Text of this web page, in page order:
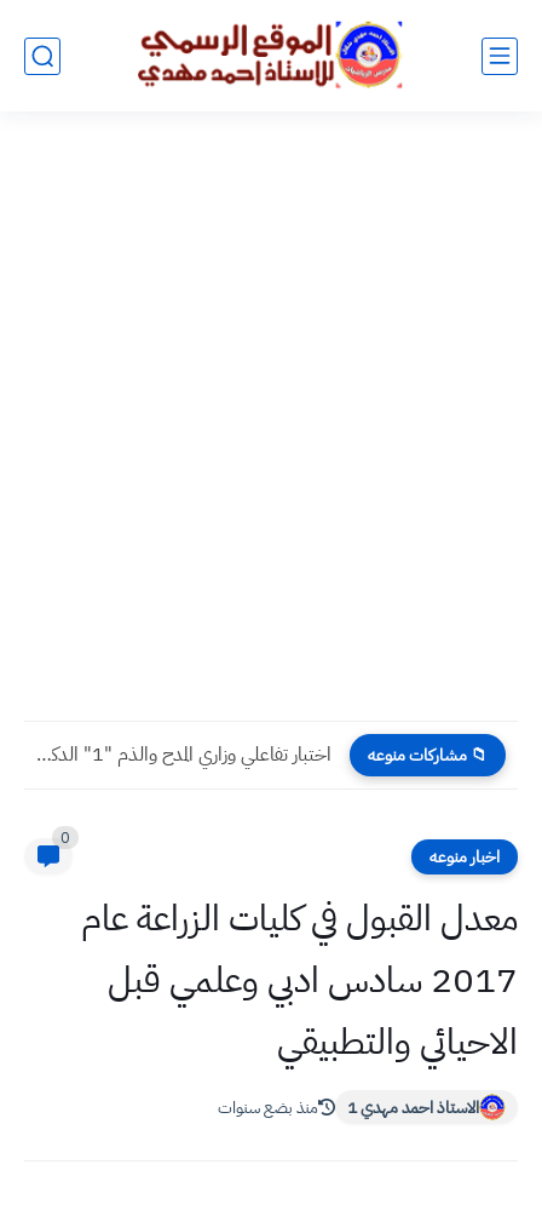
📁 مشاركات منوعه اختبار تفاعلي وزاري المدح والذم "1" الدكتور حامد حاجي حمزة...
اخبار منوعه
0
معدل القبول في كليات الزراعة عام
2017 سادس ادبي وعلمي قبل
الاحيائي والتطبيقي
الاستاذ احمد مهدي 1 منذ بضع سنوات